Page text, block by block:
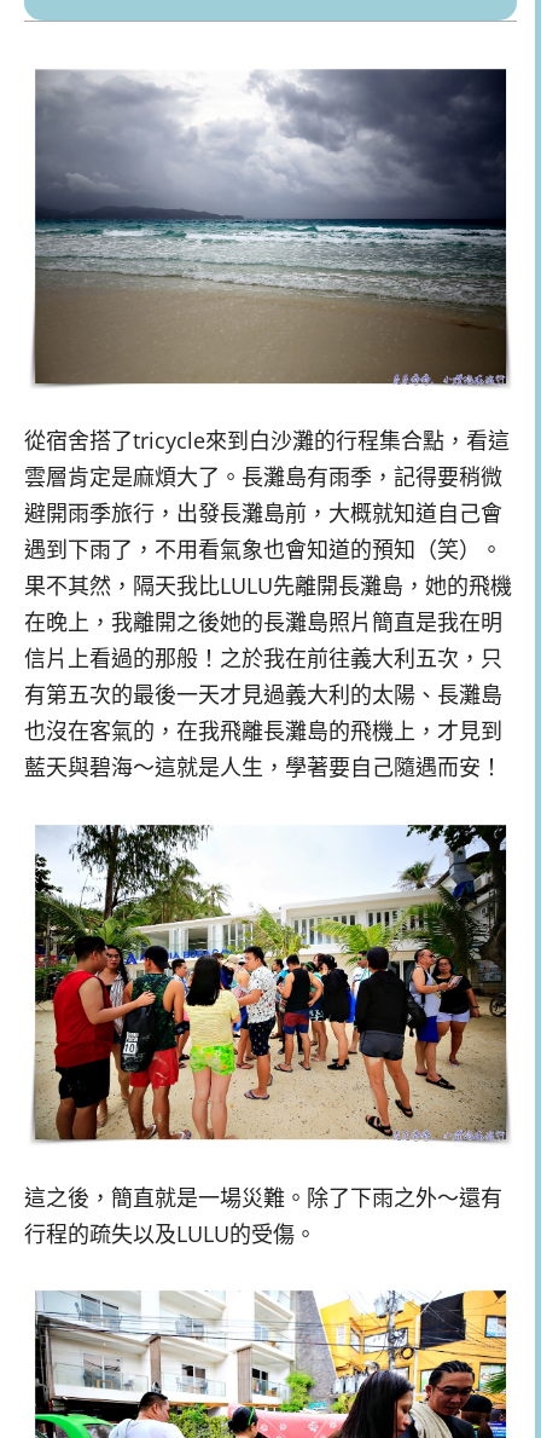
從宿舍搭了tricycle來到白沙灘的行程集合點，看這
雲層肯定是麻煩大了。長灘島有雨季，記得要稍微
避開雨季旅行，出發長灘島前，大概就知道自己會
遇到下雨了，不用看氣象也會知道的預知（笑）。
果不其然，隔天我比LULU先離開長灘島，她的飛機
在晚上，我離開之後她的長灘島照片簡直是我在明
信片上看過的那般！之於我在前往義大利五次，只
有第五次的最後一天才見過義大利的太陽、長灘島
也沒在客氣的，在我飛離長灘島的飛機上，才見到
藍天與碧海～這就是人生，學著要自己隨遇而安！
這之後，簡直就是一場災難。除了下雨之外～還有
行程的疏失以及LULU的受傷。